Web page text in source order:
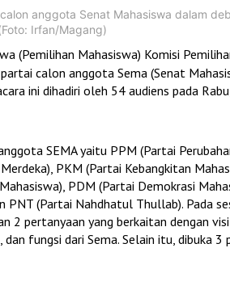
anggota Senat Mahasiswa dalam
Irfan/Magang)
(Pemilihan Mahasiswa) Komisi
calon anggota Sema (Senat
ini dihadiri oleh 54 audiens pada Rabu,
SEMA yaitu PPM (Partai
PKM (Partai Kebangkitan
PDM (Partai Demokrasi
PNT (Partai Nahdhatul Thullab). Pada
2 pertanyaan yang berkaitan dengan
fungsi dari Sema. Selain itu, dibuka 3